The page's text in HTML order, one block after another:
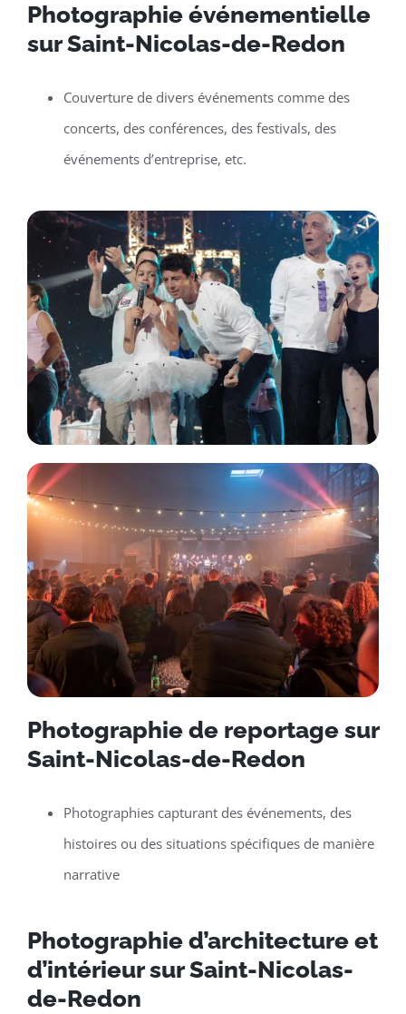
Photographie événementielle
sur Saint-Nicolas-de-Redon
Couverture de divers événements comme des
concerts, des conférences, des festivals, des
événements d’entreprise, etc.
Photographie de reportage sur
Saint-Nicolas-de-Redon
Photographies capturant des événements, des
histoires ou des situations spécifiques de manière
narrative
Photographie d’architecture et
d’intérieur sur Saint-Nicolas-
de-Redon